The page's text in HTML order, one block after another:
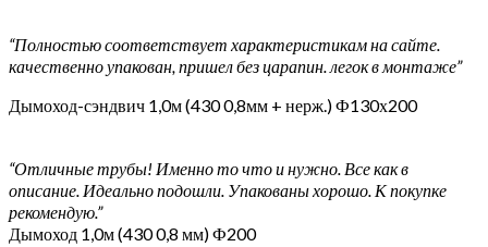
“Полностью соответствует характеристикам на сайте.
качественно упакован, пришел без царапин. легок в монтаже”
Дымоход-сэндвич 1,0м (430 0,8мм + нерж.) Ф130х200
“Отличные трубы! Именно то что и нужно. Все как в
описание. Идеально подошли. Упакованы хорошо. К покупке
рекомендую.”
Дымоход 1,0м (430 0,8 мм) Ф200